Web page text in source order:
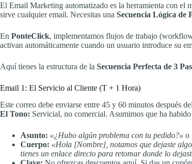
El Email Marketing automatizado es la herramienta con el
sirve cualquier email. Necesitas una Secuencia Lógica de
En PonteClick, implementamos flujos de trabajo
activan automáticamente cuando un usuario introduce su
Aquí tienes la estructura de la Secuencia Perfecta de 3
Email 1: El Servicio al Cliente (T + 1 Hora)
Este correo debe enviarse entre 45 y 60 minutos después
El Tono: Servicial, no comercial. Asumimos que ha
Asunto: «¿Hubo algún problema con tu pedido?» o
Cuerpo: «Hola [Nombre], notamos que dejaste
tienes un enlace directo para retomar donde lo